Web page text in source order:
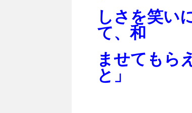
しさを笑い
て、和
ませてもら
と」